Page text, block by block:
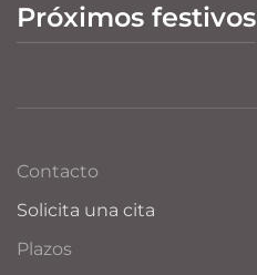
Próximos festivos
Contacto
Solicita una cita
Plazos